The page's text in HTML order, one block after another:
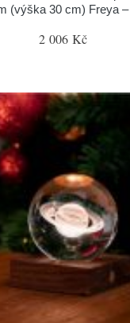
(výška 30 cm) Freya
2 006 Kč